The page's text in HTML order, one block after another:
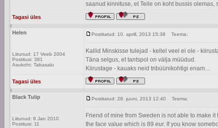
saanud kinnituse, et Teile on koht bussis
Tagasi üles
Helen
Liitunud: 17 Veeb 2004
Postitusi: 381
Asukoht: Tabasalu
Postitatud: 10. aprill, 2013 15:38 Teema:
Kallid Minskisse tulejad - kellel veel ei ole -
Täna selgus, et tantspol on välja müüdud.
Kiirustage - kauaks neid tribüünikohtigi enam....
Tagasi üles
Black Tulip
Liitunud: 9 Jan 2010
Postitusi: 11
Postitatud: 28. juuni, 2013 12:40 Teema:
Friend of mine from Sweden is not able to make
the face value which is 89 eur. If you know